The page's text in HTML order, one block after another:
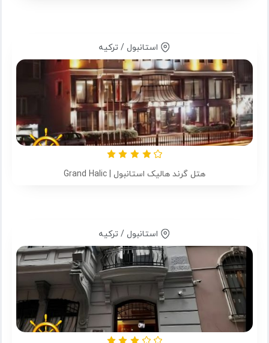
استانبول / ترکیه
هتل گرند هالیک استانبول | Grand Halic
استانبول / ترکیه